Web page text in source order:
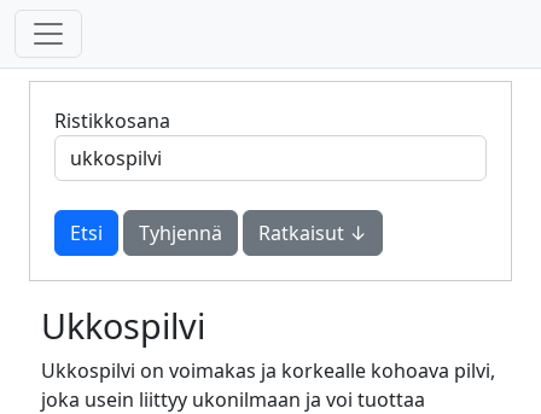
Ristikkosana
Tyhjennä Ratkaisut ↓
Ukkospilvi
Ukkospilvi on voimakas ja korkealle kohoava pilvi,
joka usein liittyy ukonilmaan ja voi tuottaa